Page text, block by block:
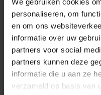
We gebruiken cookies
personaliseren, om
en om ons
informatie over uw
partners voor social
partners kunnen deze
informatie die u aan ze
verzameld op basis van
Kleur
Kwaliteit
Afmetingen
thuisgeleverd met DHL.
Retourneren
Binnen 30 dagen
slechts € 4,95 of op
Bomont winkels kunt u
Betalen